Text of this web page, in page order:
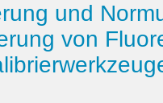
und
von